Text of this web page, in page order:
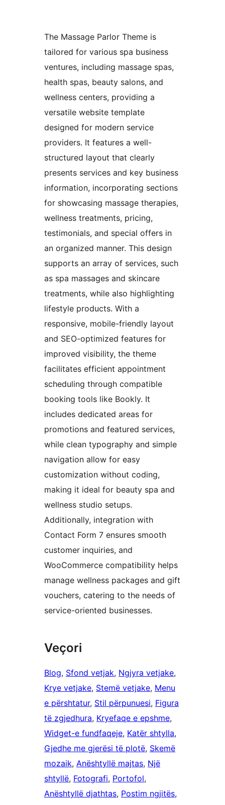
The Massage Parlor Theme is
tailored for various spa business
ventures, including massage spas,
health spas, beauty salons, and
wellness centers, providing a
versatile website template
designed for modern service
providers. It features a well-
structured layout that clearly
presents services and key business
information, incorporating sections
for showcasing massage therapies,
wellness treatments, pricing,
testimonials, and special offers in
an organized manner. This design
supports an array of services, such
as spa massages and skincare
treatments, while also highlighting
lifestyle products. With a
responsive, mobile-friendly layout
and SEO-optimized features for
improved visibility, the theme
facilitates efficient appointment
scheduling through compatible
booking tools like Bookly. It
includes dedicated areas for
promotions and featured services,
while clean typography and simple
navigation allow for easy
customization without coding,
making it ideal for beauty spa and
wellness studio setups.
Additionally, integration with
Contact Form 7 ensures smooth
customer inquiries, and
WooCommerce compatibility helps
manage wellness packages and gift
vouchers, catering to the needs of
service-oriented businesses.
Veçori
Blog, Sfond vetjak, Ngjyra vetjake
Krye vetjake, Stemë vetjake, Menu
e përshtatur, Stil përpunuesi, Figura
të zgjedhura, Kryefaqe e epshme
Widget-e fundfaqeje, Katër shtylla
Gjedhe me gjerësi të plotë, Skemë
mozaik, Anështyllë majtas, Një
shtyllë, Fotografi, Portofol
Anështyllë djathtas, Postim ngjitës